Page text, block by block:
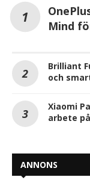
Mind
Brilliant
och
Xiaomi
arbete
ANNONS